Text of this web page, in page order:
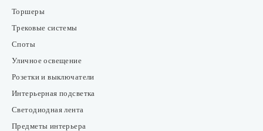
Торшеры
Трековые системы
Споты
Уличное освещение
Розетки и выключатели
Интерьерная подсветка
Светодиодная лента
Предметы интерьера